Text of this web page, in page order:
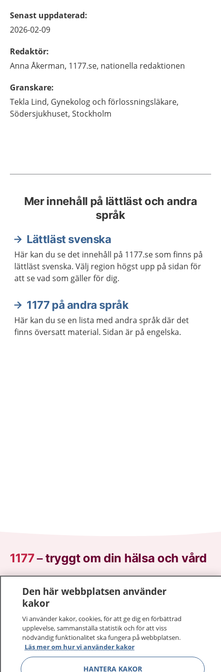
Senast uppdaterad:
2026-02-09
Redaktör:
Anna Åkerman, 1177.se, nationella redaktionen
Granskare:
Tekla Lind, Gynekolog och förlossningsläkare,
Södersjukhuset, Stockholm
Mer innehåll på lättläst och andra
språk
Lättläst svenska
Här kan du se det innehåll på 1177.se som finns på
lättläst svenska. Välj region högst upp på sidan för
att se vad som gäller för dig.
1177 på andra språk
Här kan du se en lista med andra språk där det
finns översatt material. Sidan är på engelska.
1177–tryggt om din hälsa och vård
sjukdomar och vilka mottagningar du kan kontakta.
Logga in för att läsa din journal och göra dina
vårdärenden. Ring telefonnummer 1177 för
sjukvårdsrådgivning dygnet runt.
1177 ger dig råd när du vill må bättre.
Den här webbplatsen använder
kakor
Vi använder kakor, cookies, för att ge dig en förbättrad
upplevelse, sammanställa statistik och för att viss
nödvändig funktionalitet ska fungera på webbplatsen.
Läs mer om hur vi använder kakor
HANTERA KAKOR